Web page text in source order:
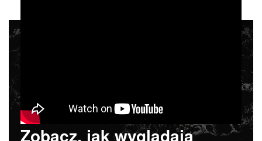
Zobacz, jak wyglądają